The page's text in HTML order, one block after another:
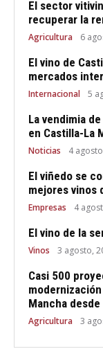
El sector
recuperar la
Agricultura 6
El vino de
mercados
Internacional 5
La vendimia
en Castilla-La
Noticias 4
El viñedo se
mejores vinos
Empresas 4
El vino de la
Vinos 3 agosto,
Casi 500
Mancha
Agricultura 3